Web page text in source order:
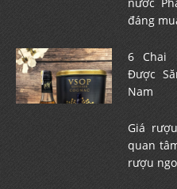
nước
đáng
6 Chai
Được
Nam
Giá
quan
rượu